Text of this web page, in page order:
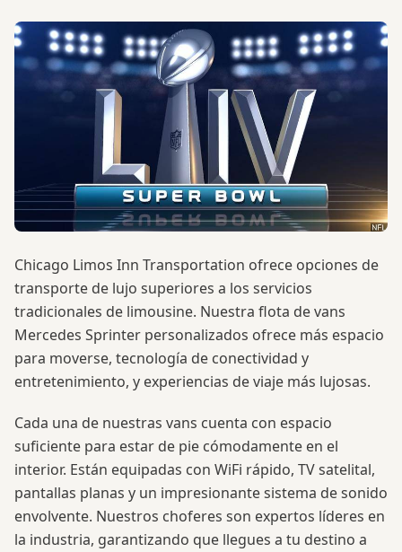
Chicago Limos Inn Transportation ofrece opciones de
transporte de lujo superiores a los servicios
tradicionales de limousine. Nuestra flota de vans
Mercedes Sprinter personalizados ofrece más espacio
para moverse, tecnología de conectividad y
entretenimiento, y experiencias de viaje más lujosas.
Cada una de nuestras vans cuenta con espacio
suficiente para estar de pie cómodamente en el
interior. Están equipadas con WiFi rápido, TV satelital,
pantallas planas y un impresionante sistema de sonido
envolvente. Nuestros choferes son expertos líderes en
la industria, garantizando que llegues a tu destino a